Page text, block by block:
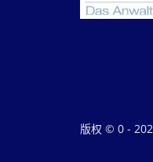
版权 © 0 -